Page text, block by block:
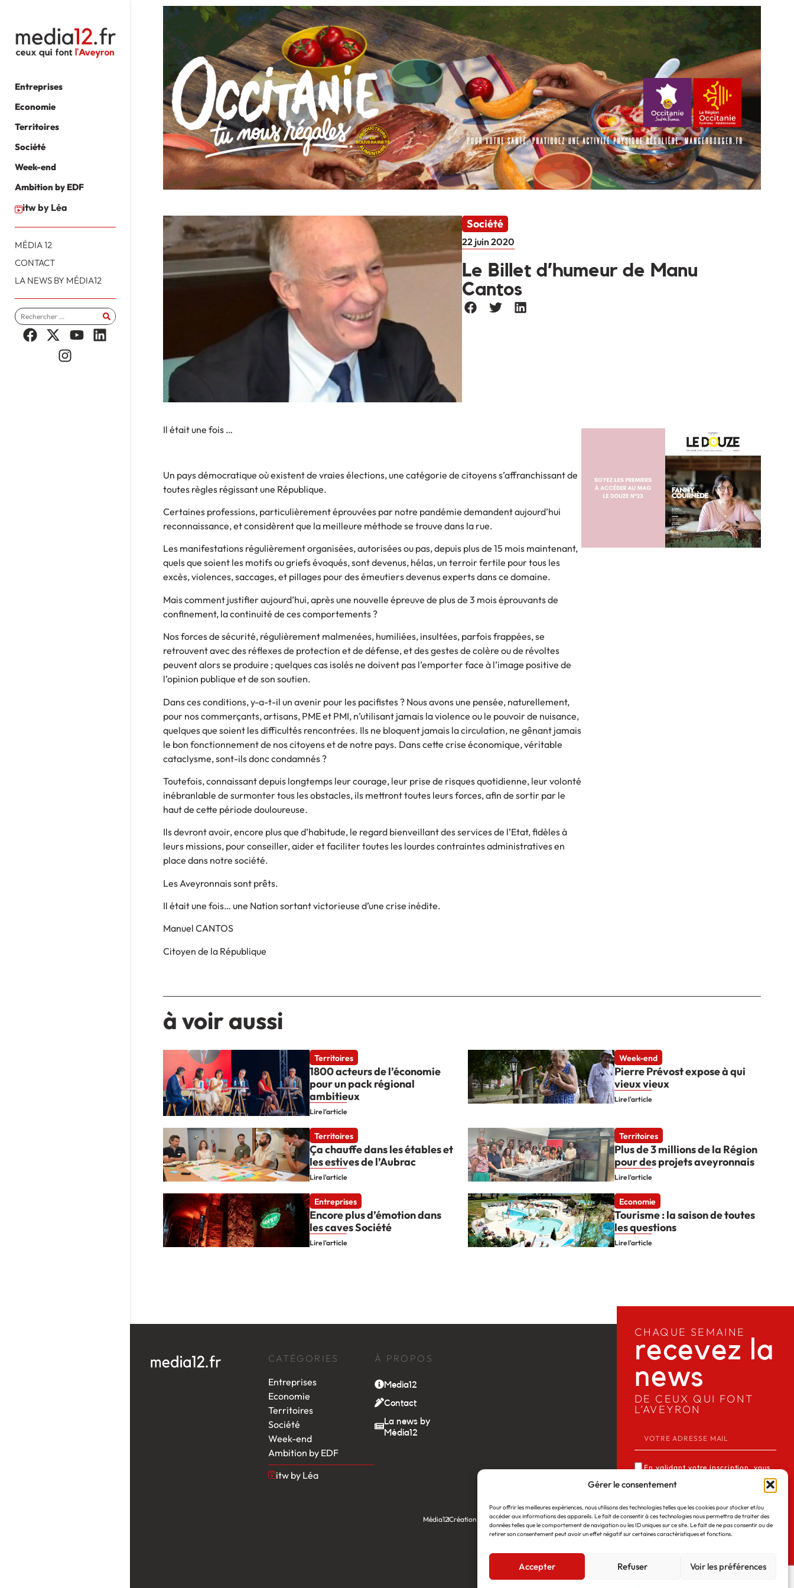
Gérer le consentement
Pour offrir les meilleures expériences, nous utilisons des technologies telles que les cookies pour stocker et/ou
accéder aux informations des appareils. Le fait de consentir à ces technologies nous permettra de traiter des
données telles que le comportement de navigation ou les ID uniques sur ce site. Le fait de ne pas consentir ou de
retirer son consentement peut avoir un effet négatif sur certaines caractéristiques et fonctions.
Accepter Refuser Voir les préférences
Entreprises
Economie
Territoires
Société
Week-end
Ambition by EDF
itw by Léa
MÉDIA 12
CONTACT
LA NEWS BY MÉDIA12
Société
22 juin 2020
Le Billet d’humeur de Manu
Cantos
Il était une fois …
Un pays démocratique où existent de vraies élections, une catégorie de citoyens s’affranchissant de
toutes règles régissant une République.
Certaines professions, particulièrement éprouvées par notre pandémie demandent aujourd’hui
reconnaissance, et considèrent que la meilleure méthode se trouve dans la rue.
Les manifestations régulièrement organisées, autorisées ou pas, depuis plus de 15 mois maintenant,
quels que soient les motifs ou griefs évoqués, sont devenus, hélas, un terroir fertile pour tous les
excès, violences, saccages, et pillages pour des émeutiers devenus experts dans ce domaine.
Mais comment justifier aujourd’hui, après une nouvelle épreuve de plus de 3 mois éprouvants de
confinement, la continuité de ces comportements ?
Nos forces de sécurité, régulièrement malmenées, humiliées, insultées, parfois frappées, se
retrouvent avec des réflexes de protection et de défense, et des gestes de colère ou de révoltes
peuvent alors se produire ; quelques cas isolés ne doivent pas l’emporter face à l’image positive de
l’opinion publique et de son soutien.
Dans ces conditions, y-a-t-il un avenir pour les pacifistes ? Nous avons une pensée, naturellement,
pour nos commerçants, artisans, PME et PMI, n’utilisant jamais la violence ou le pouvoir de nuisance,
quelques que soient les difficultés rencontrées. Ils ne bloquent jamais la circulation, ne gênant jamais
le bon fonctionnement de nos citoyens et de notre pays. Dans cette crise économique, véritable
cataclysme, sont-ils donc condamnés ?
Toutefois, connaissant depuis longtemps leur courage, leur prise de risques quotidienne, leur volonté
inébranlable de surmonter tous les obstacles, ils mettront toutes leurs forces, afin de sortir par le
haut de cette période douloureuse.
Ils devront avoir, encore plus que d’habitude, le regard bienveillant des services de l’Etat, fidèles à
leurs missions, pour conseiller, aider et faciliter toutes les lourdes contraintes administratives en
place dans notre société.
Les Aveyronnais sont prêts.
Il était une fois… une Nation sortant victorieuse d’une crise inédite.
Manuel CANTOS
Citoyen de la République
à voir aussi
Territoires
1800 acteurs de l’économie
pour un pack régional
ambitieux
Lire l'article
Week-end
Pierre Prévost expose à qui
vieux vieux
Lire l'article
Territoires
Ça chauffe dans les étables et
les estives de l’Aubrac
Lire l'article
Territoires
Plus de 3 millions de la Région
pour des projets aveyronnais
Lire l'article
Entreprises
Encore plus d’émotion dans
les caves Société
Lire l'article
Economie
Tourisme : la saison de toutes
les questions
Lire l'article
CATÉGORIES
Entreprises
Economie
Territoires
Société
Week-end
Ambition by EDF
itw by Léa
À PROPOS
Media12
Contact
La news by
Média12
Média12Création : Linov Agence Web©2026Mentions légales
CHAQUE SEMAINE
recevez la
news​
DE CEUX QUI FONT
L’AVEYRON
En validant votre inscription, vous
acceptez que Media12 mémorise et
utilise votre adresse email dans le but
de vous envoyer notre lettre
d’informations. Consulter notre
politique de confidentialité des